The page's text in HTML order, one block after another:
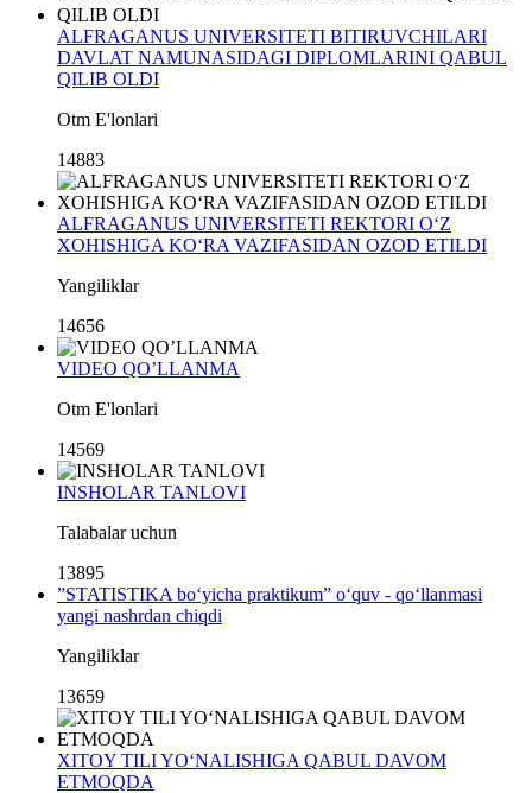
ALFRAGANUS UNIVERSITETI BITIRUVCHILARI
DAVLAT NAMUNASIDAGI DIPLOMLARINI QABUL
QILIB OLDI
Otm E'lonlari
14883
ALFRAGANUS UNIVERSITETI REKTORI O‘Z
XOHISHIGA KO‘RA VAZIFASIDAN OZOD ETILDI
Yangiliklar
14656
VIDEO QO’LLANMA
Otm E'lonlari
14569
INSHOLAR TANLOVI
Talabalar uchun
13895
”STATISTIKA bo‘yicha praktikum” o‘quv - qo‘llanmasi
yangi nashrdan chiqdi
Yangiliklar
13659
XITOY TILI YO‘NALISHIGA QABUL DAVOM
ETMOQDA